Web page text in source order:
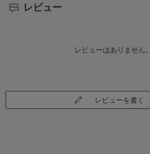
レビュー
レビューはありません。
レビューを書く